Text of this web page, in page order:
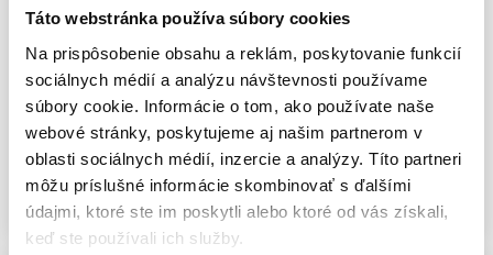
Táto webstránka používa súbory cookies
Na prispôsobenie obsahu a reklám, poskytovanie funkcií
sociálnych médií a analýzu návštevnosti používame
súbory cookie. Informácie o tom, ako používate naše
webové stránky, poskytujeme aj našim partnerom v
oblasti sociálnych médií, inzercie a analýzy. Títo partneri
môžu príslušné informácie skombinovať s ďalšími
údajmi, ktoré ste im poskytli alebo ktoré od vás získali,
keď ste používali ich služby.
permanentná farba na vlasy bez
amoniaku 5.5 60g
L'Oréal Professionnel
Oxidačné farby na vlasy
11.50 €
Skladom ㅤ
permanentná farba na vlasy bez
amoniaku 4.8 60g
L'Oréal Professionnel
Oxidačné farby na vlasy
11.50 €
Kúpiť
Skladom ㅤ